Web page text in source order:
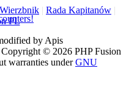
Wierzbnik | Rada Kapitanów |
PL
by Apis
© 2026 PHP Fusion
warranties underGNU